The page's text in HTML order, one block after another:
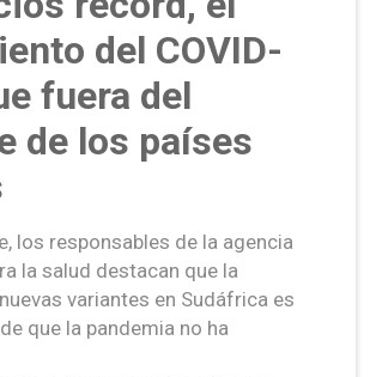
del COVID-
fuera del
de los países
los responsables de la agencia
la salud destacan que la
variantes en Sudáfrica es
que la pandemia no ha